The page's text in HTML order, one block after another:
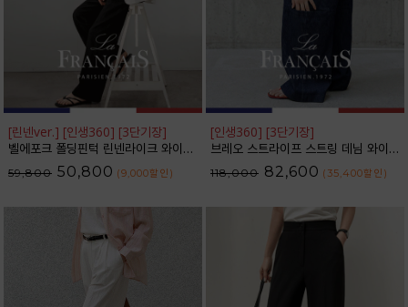
[린넨ver.] [인생360] [3단기장]
벨에포크 폴딩핀턱 린넨라이크 와이드 슬랙스_F6H470SL
59,800 50,800 (9,000할인 )
[인생360] [3단기장]
브레오 스트라이프 스트링 데님 와이드 팬츠_F6H475DP
118,000 82,600 (35,400할인 )